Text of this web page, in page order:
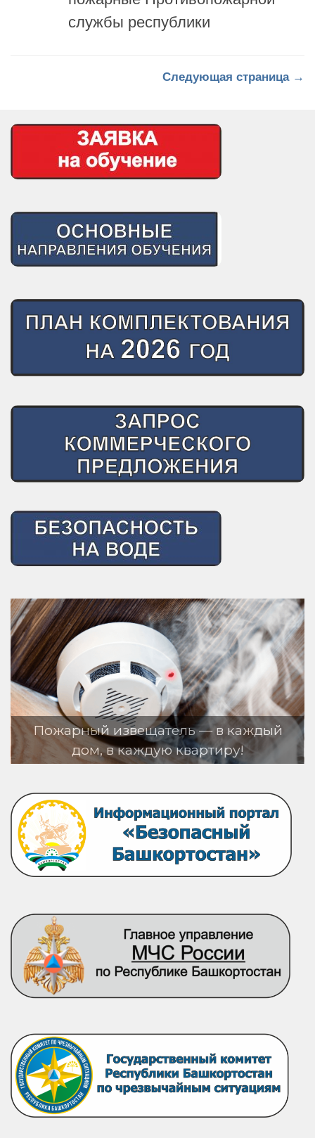
службы республики
Следующая страница →
извещатель — в каждый
каждую квартиру!